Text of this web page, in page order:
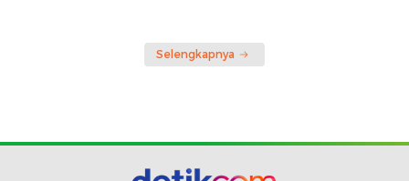
Selengkapnya